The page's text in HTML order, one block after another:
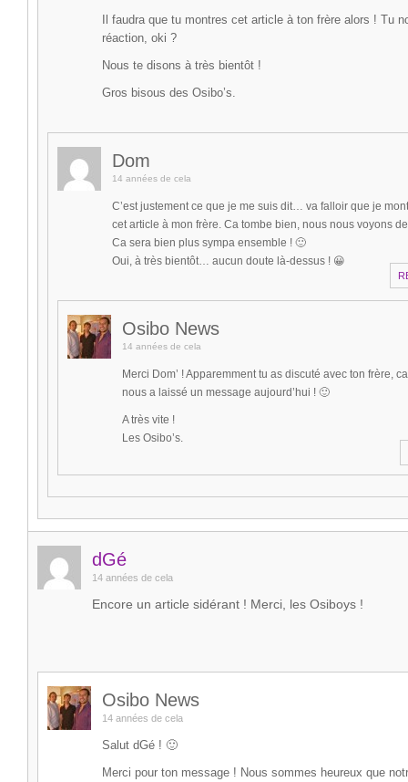
Il faudra que tu montres cet article à ton frère alors ! Tu
réaction, oki ?
Nous te disons à très bientôt !
Gros bisous des Osibo’s.
Dom
14 années de cela
C’est justement ce que je me suis dit… va falloir que je
cet article à mon frère. Ca tombe bien, nous nous voyons
Ca sera bien plus sympa ensemble ! 🙂
Oui, à très bientôt… aucun doute là-dessus ! 😀
Osibo News
14 années de cela
Merci Dom’ ! Apparemment tu as discuté avec ton frère,
nous a laissé un message aujourd’hui ! 🙂
A très vite !
Les Osibo’s.
dGé
14 années de cela
Encore un article sidérant ! Merci, les Osiboys !
Osibo News
14 années de cela
Salut dGé ! 🙂
Merci pour ton message ! Nous sommes heureux que